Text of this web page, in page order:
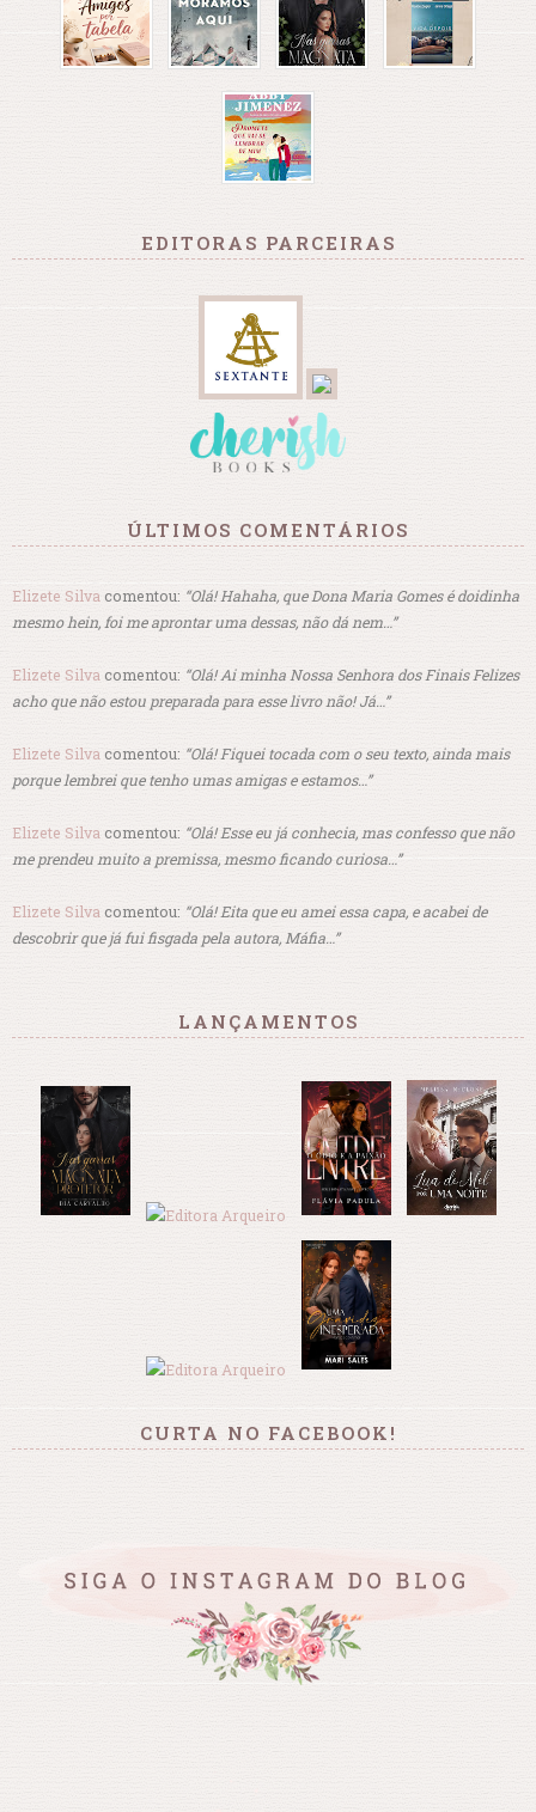
EDITORAS PARCEIRAS
ÚLTIMOS COMENTÁRIOS
Elizete Silva comentou: “Olá! Hahaha, que Dona Maria Gomes é doidinha
mesmo hein, foi me aprontar uma dessas, não dá nem…”
Elizete Silva comentou: “Olá! Ai minha Nossa Senhora dos Finais Felizes
acho que não estou preparada para esse livro não! Já…”
Elizete Silva comentou: “Olá! Fiquei tocada com o seu texto, ainda mais
porque lembrei que tenho umas amigas e estamos…”
Elizete Silva comentou: “Olá! Esse eu já conhecia, mas confesso que não
me prendeu muito a premissa, mesmo ficando curiosa…”
Elizete Silvacomentou: “Olá! Eita que eu amei essa capa, e acabei de
descobrir que já fui fisgada pela autora, Máfia…”
LANÇAMENTOS
CURTA NO FACEBOOK!